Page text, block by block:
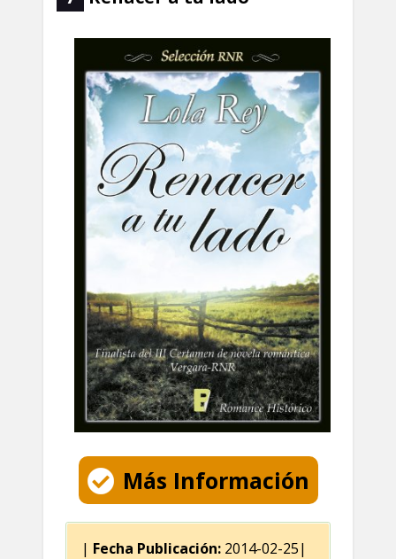
Más Información
| Fecha Publicación: 2014-02-25|